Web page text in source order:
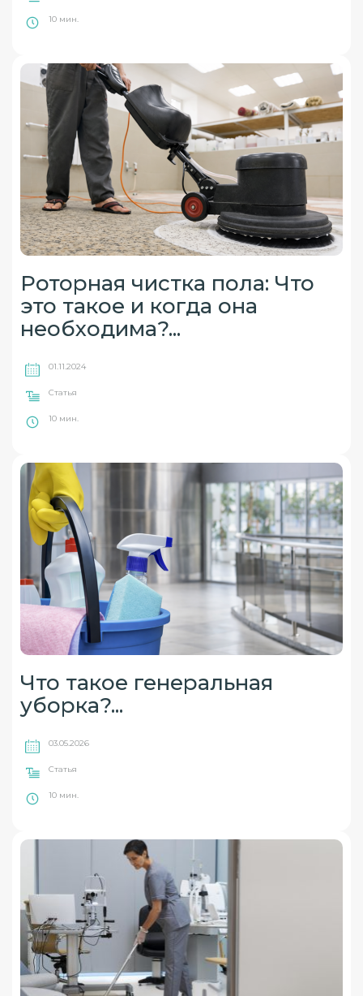
10 мин.
Роторная чистка пола: Что
это такое и когда она
необходима?...
01.11.2024
Статья
10 мин.
Что такое генеральная
уборка?...
03.05.2026
Статья
10 мин.